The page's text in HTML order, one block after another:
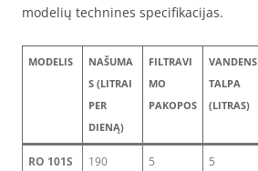
modelių technines specifikacijas.
MODELIS
NAŠUMA
S (LITRAI
PER
DIENĄ)
FILTRAVI
MO
PAKOPOS
VANDENS
TALPA
(LITRAS)
RO 101S 190 5 5